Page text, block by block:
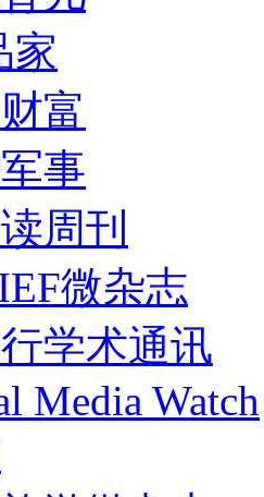
家
富
事
周刊
微杂志
学术通讯
Media Watch